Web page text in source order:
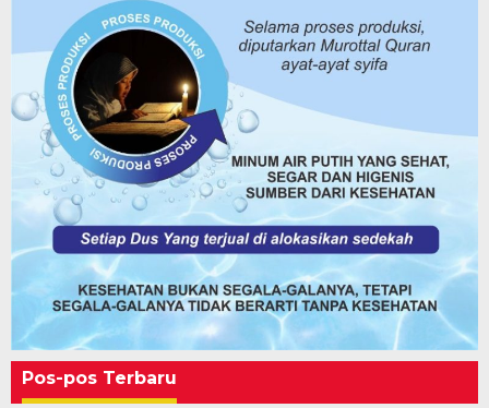
Pos-pos Terbaru